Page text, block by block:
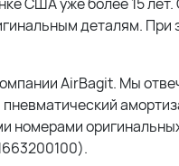
деталям. При
AirBagit. Мы
номерами